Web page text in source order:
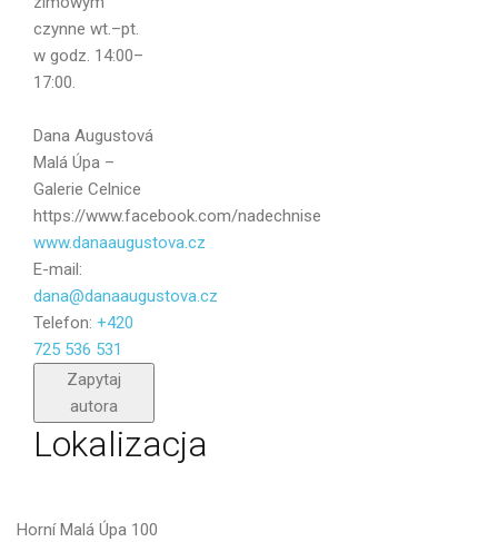
czynne wt.–pt.
w godz. 14:00–
17:00.
Dana Augustová
Malá Úpa –
Galerie Celnice
https://www.facebook.com/nadechnise
www.danaaugustova.cz
E-mail:
dana@danaaugustova.cz
Telefon: +420
725 536 531
Zapytaj
autora
Wiadomość
Wyślij
Lokalizacja
Horní Malá Úpa 100